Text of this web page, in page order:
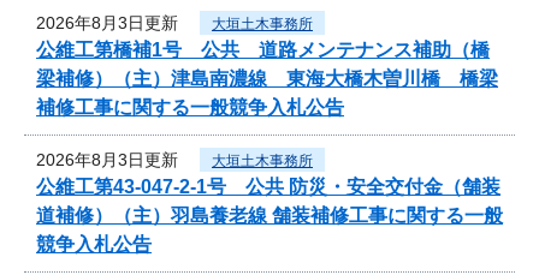
2026年8月3日更新 大垣土木事務所
公維工第橋補1号 公共 道路メンテナンス補助（橋
梁補修）（主）津島南濃線 東海大橋木曽川橋 橋梁
補修工事に関する一般競争入札公告
2026年8月3日更新 大垣土木事務所
公維工第43-047-2-1号 公共 防災・安全交付金（舗装
道補修）（主）羽島養老線 舗装補修工事に関する一般
競争入札公告